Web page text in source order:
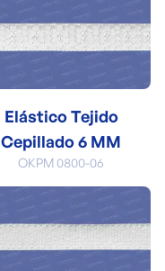
Elástico Tejido
Cepillado 6 MM
OKPM 0800-06